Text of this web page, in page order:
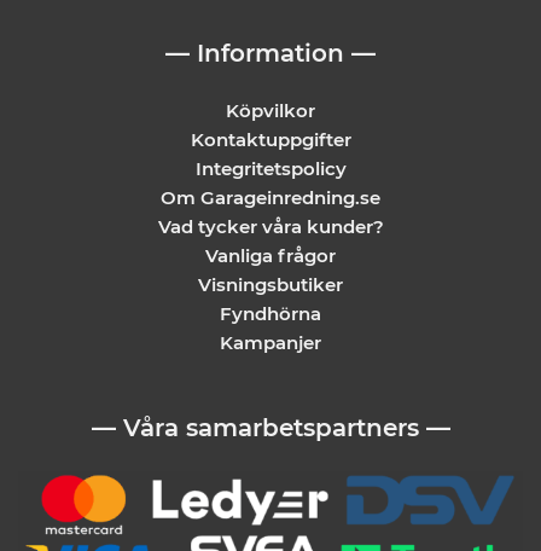
— Information —
Köpvilkor
Kontaktuppgifter
Integritetspolicy
Om Garageinredning.se
Vad tycker våra kunder?
Vanliga frågor
Visningsbutiker
Fyndhörna
Kampanjer
— Våra samarbetspartners —